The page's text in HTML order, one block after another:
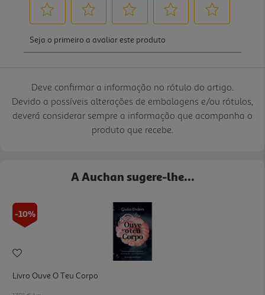
Deve confirmar a informação no rótulo do artigo.
Devido a possíveis alterações de embalagens e/ou rótulos,
deverá considerar sempre a informação que acompanha o
produto que recebe.
A Auchan sugere-lhe...
-10%
Livro Ouve O Teu Corpo